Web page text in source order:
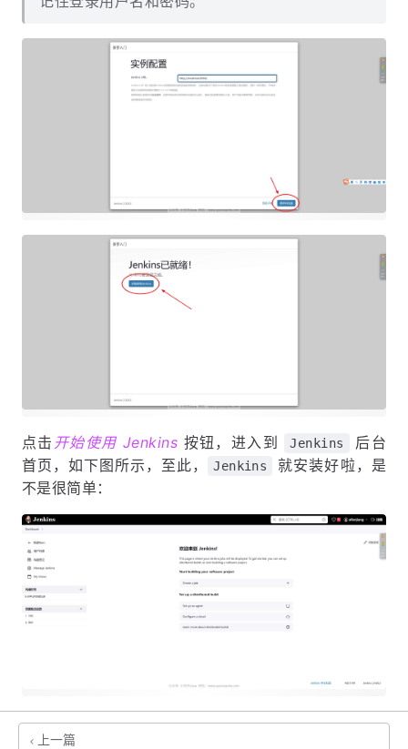
记住登录用户名和密码。
点击开始使用 Jenkins
不是很简单：